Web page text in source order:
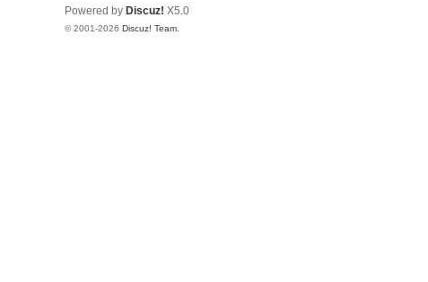
Powered by Discuz! X5.0
© 2001-2026 Discuz! Team